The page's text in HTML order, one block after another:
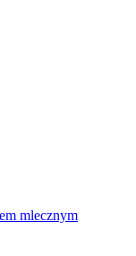
mlecznym